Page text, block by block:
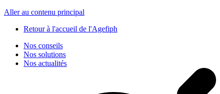
Aller au contenu principal
Retour à l'accueil de l'Agefiph
Nos conseils
Nos solutions
Nos actualités